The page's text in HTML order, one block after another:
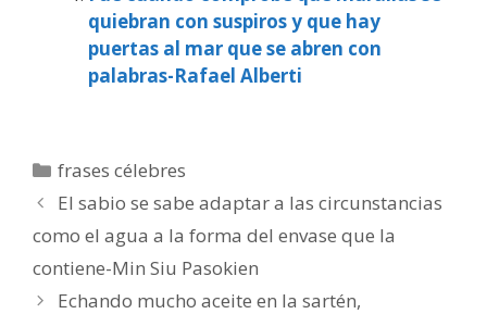
quiebran con suspiros y que hay
puertas al mar que se abren con
palabras-Rafael Alberti
Categorías
frases célebres
El sabio se sabe adaptar a las circunstancias
como el agua a la forma del envase que la
contiene-Min Siu Pasokien
Echando mucho aceite en la sartén,